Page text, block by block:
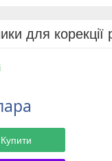
для
Купити